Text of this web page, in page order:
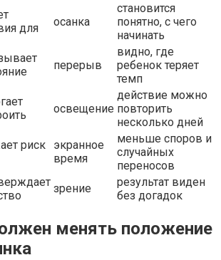
для
осанка
становится
понятно, с чего
начинать
перерыв
видно, где
ребенок теряет
темп
освещение
действие можно
повторить
несколько дней
риск
экранное
время
меньше споров и
случайных
переносов
зрение
результат виден
без догадок
менять положение